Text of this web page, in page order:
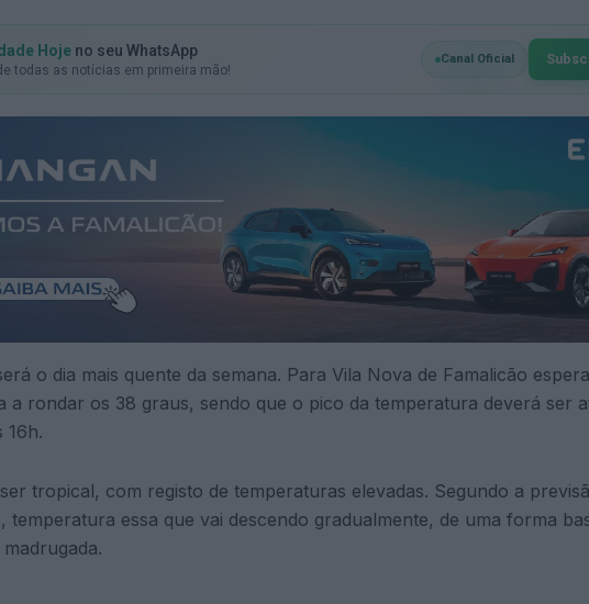
Hoje no seu WhatsApp
todas as notícias em primeira mão!
Canal Oficial
o dia mais quente da semana. Para Vila Nova de Famalicão
a rondar os 38 graus, sendo que o pico da temperatura deverá ser
16h.
tropical, com registo de temperaturas elevadas. Segundo a
temperatura essa que vai descendo gradualmente, de uma forma